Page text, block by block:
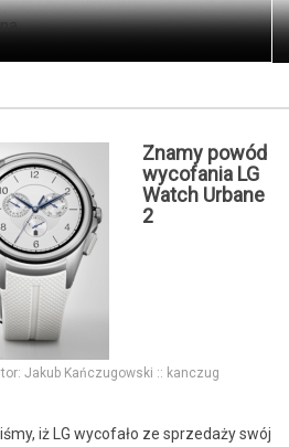
...
Znamy powód
wycofania LG
Watch Urbane
2
Jakub Kańczugowski :: kanczug
iż LG wycofało ze sprzedaży swój